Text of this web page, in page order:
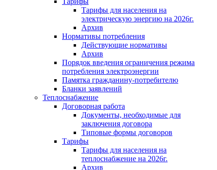
Тарифы для населения на
электрическую энергию на 2026г.
Архив
Нормативы потребления
Действующие нормативы
Архив
Порядок введения ограничения режима
потребления электроэнергии
Памятка гражданину-потребителю
Бланки заявлений
Теплоснабжение
Договорная работа
Документы, необходимые для
заключения договора
Типовые формы договоров
Тарифы
Тарифы для населения на
теплоснабжение на 2026г.
Архив